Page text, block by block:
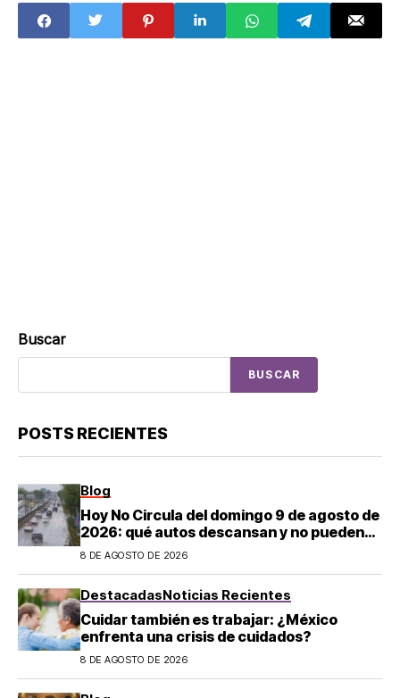
Buscar
BUSCAR
POSTS RECIENTES
Blog
Hoy No Circula del domingo 9 de agosto de
2026: qué autos descansan y no pueden
salir en CDMX y el Estado de México; estos
8 DE AGOSTO DE 2026
DestacadasNoticias Recientes
Cuidar también es trabajar: ¿México
enfrenta una crisis de cuidados?
8 DE AGOSTO DE 2026